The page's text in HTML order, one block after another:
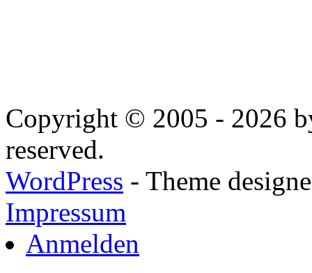
Copyright © 2005 - 2026
reserved.
WordPress - Theme
Impressum
Anmelden